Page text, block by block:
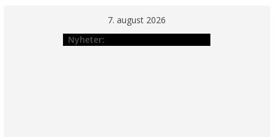
7. august 2026
Nyheter: